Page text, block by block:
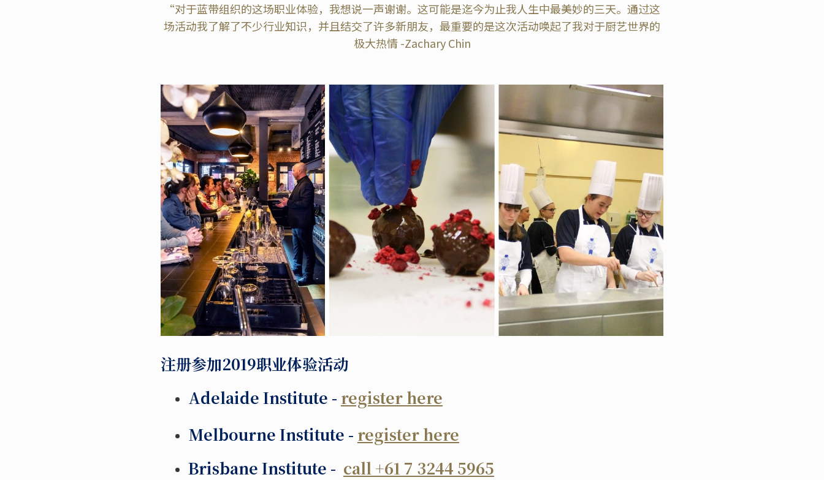
“对于蓝带组织的这场职业体验，我想说一声谢谢。这可能是迄今为止我人生中最美妙的三天。通过这
场活动我了解了不少行业知识，并且结交了许多新朋友，最重要的是这次活动唤起了我对于厨艺世界的
极大热情-Zachary Chin
注册参加2019职业体验活动
Adelaide Institute - register here
Melbourne Institute - register here
Brisbane Institute - call +61 7 3244 5965